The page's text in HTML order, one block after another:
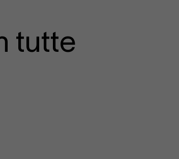
tutte